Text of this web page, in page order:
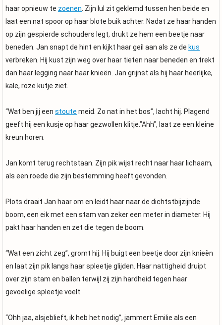
haar opnieuw te zoenen . Zijn lul zit geklemd tussen hen beide en
laat een nat spoor op haar blote buik achter. Nadat ze haar handen
op zijn gespierde schouders legt, drukt ze hem een beetje naar
beneden. Jan snapt de hint en kijkt haar geil aan als ze de kus
verbreken. Hij kust zijn weg over haar tieten naar beneden en trekt
dan haar legging naar haar knieën. Jan grijnst als hij haar heerlijke,
kale, roze kutje ziet.
“Wat ben jij een stoute meid. Zo nat in het bos”, lacht hij. Plagend
geeft hij een kusje op haar gezwollen klitje.”Ahh”, laat ze een kleine
kreun horen.
Jan komt terug rechtstaan. Zijn pik wijst recht naar haar lichaam,
als een roede die zijn bestemming heeft gevonden.
Plots draait Jan haar om en leidt haar naar de dichtstbijzijnde
boom, een eik met een stam van zeker een meter in diameter. Hij
pakt haar handen en zet die tegen de boom.
“Wat een zicht zeg”, gromt hij. Hij buigt een beetje door zijn knieën
en laat zijn pik langs haar spleetje glijden. Haar nattigheid druipt
over zijn stam en ballen terwijl zij zijn hardheid tegen haar
gevoelige spleetje voelt.
“Ohh jaa, alsjeblieft, ik heb het nodig”, jammert Emilie als een